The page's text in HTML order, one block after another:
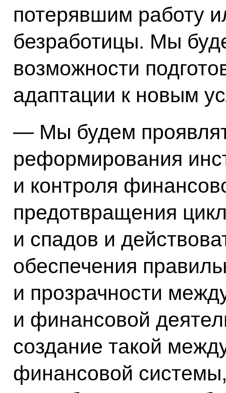
потерявшим работу
безработицы. Мы
возможности
адаптации к новым
— Мы будем
реформирования
и контроля
предотвращения
и спадов и
обеспечения
и прозрачности
и финансовой
создание такой
финансовой